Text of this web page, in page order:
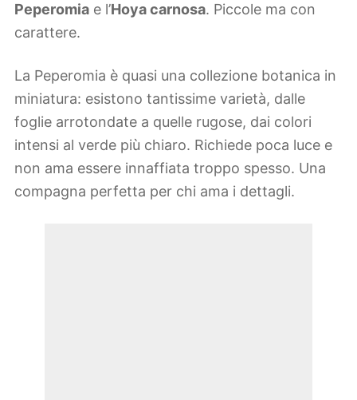
Peperomia e l’Hoya carnosa. Piccole ma con
carattere.
La Peperomia è quasi una collezione botanica in
miniatura: esistono tantissime varietà, dalle
foglie arrotondate a quelle rugose, dai colori
intensi al verde più chiaro. Richiede poca luce e
non ama essere innaffiata troppo spesso. Una
compagna perfetta per chi ama i dettagli.